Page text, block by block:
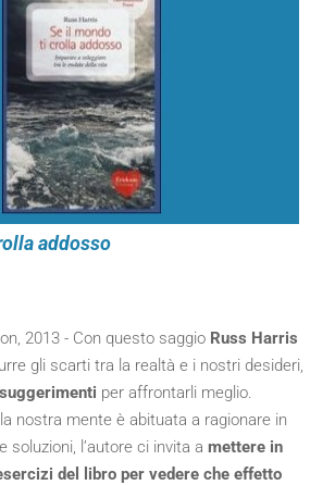
addosso
2013 - Con questo saggio Russ Harris
gli scarti tra la realtà e i nostri desideri,
per affrontarli meglio.
nostra mente è abituata a ragionare in
soluzioni, l’autore ci invita a mettere in
del libro per vedere che effetto